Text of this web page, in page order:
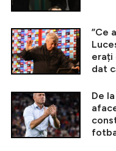
”Ce
erați
dat
De